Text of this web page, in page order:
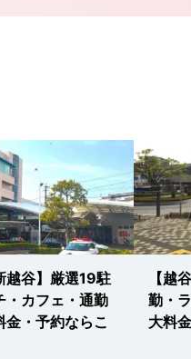
越谷】厳選19駐
・カフェ・通勤
金・予約ならこ
【越
勤・
大料